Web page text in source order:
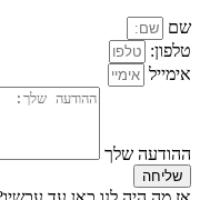
שם
טלפון:
אימייל
ההודעה שלך
שליחה